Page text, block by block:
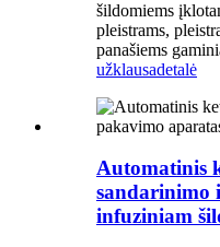
šildomiems
pleistrams,
panašiems
užklausadetalė
Automatinis
sandarinimo
infuziniam